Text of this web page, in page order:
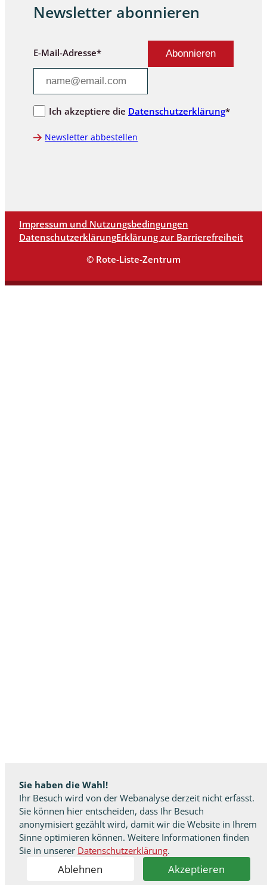
Sie haben die Wahl!
Ihr Besuch wird von der Webanalyse derzeit nicht erfasst.
Sie können hier entscheiden, dass Ihr Besuch
anonymisiert gezählt wird, damit wir die Website in Ihrem
Sinne optimieren können. Weitere Informationen finden
Sie in unserer Datenschutzerklärung.
Ablehnen Akzeptieren
Newsletter abonnieren
E-Mail-Adresse*
Ich akzeptiere die Datenschutzerklärung*
Newsletter abbestellen
Impressum und Nutzungsbedingungen
DatenschutzerklärungErklärung zur Barrierefreiheit
© Rote-Liste-Zentrum